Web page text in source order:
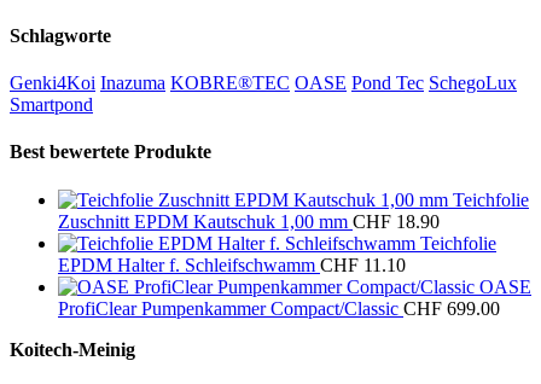
Schlagworte
Genki4Koi Inazuma KOBRE®TEC OASE Pond Tec SchegoLux
Smartpond
Best bewertete Produkte
Teichfolie
Zuschnitt EPDM Kautschuk 1,00 mm CHF 18.90
Teichfolie
EPDM Halter f. Schleifschwamm CHF 11.10
OASE
ProfiClear Pumpenkammer Compact/Classic CHF 699.00
Koitech-Meinig